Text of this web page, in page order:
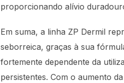
proporcionando alívio
Em suma, a linha ZP Dermil
seborreica, graças à sua
fortemente dependente da
persistentes. Com o aumento